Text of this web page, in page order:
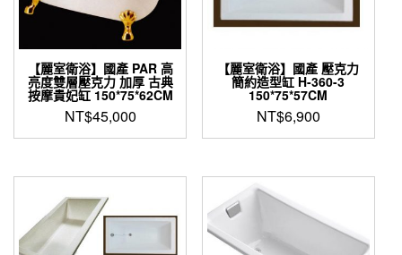
【麗室衛浴】國產 PAR 高
亮度雙層壓克力 加厚 古典
按摩貴妃缸 150*75*62CM
NT$45,000
【麗室衛浴】國產 壓克力
簡約造型缸 H-360-3
150*75*57CM
NT$6,900